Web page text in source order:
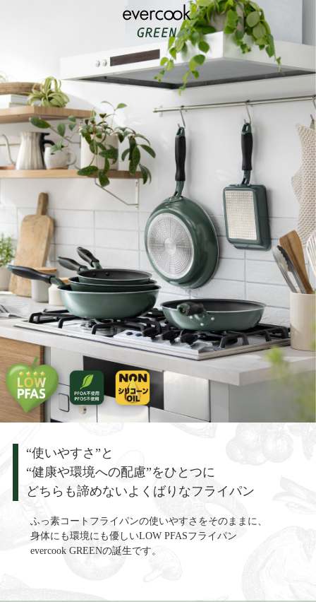
“使いやすさ”と
“健康や環境への配慮”をひとつに
どちらも諦めないよくばりなフライパン
ふっ素コートフライパンの使いやすさをそのままに、
身体にも環境にも優しいLOW PFASフライパン
evercook GREENの誕生です。